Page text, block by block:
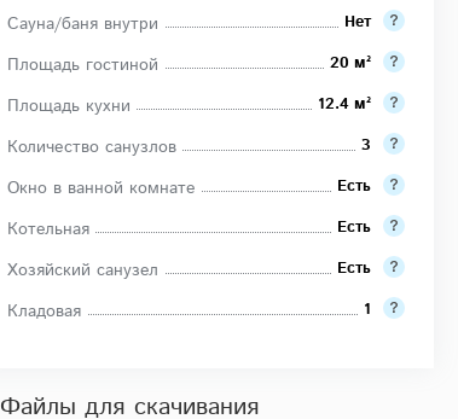
Сауна/баня внутри Нет
Площадь гостиной 20 м²
Площадь кухни 12.4 м²
Количество санузлов 3
Окно в ванной комнате Есть
Котельная Есть
Хозяйский санузел Есть
Кладовая 1
Файлы для скачивания